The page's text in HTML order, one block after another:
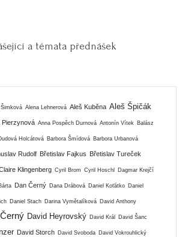
a témata přednášek
Alena Lehnerová Aleš Kuběna Aleš Špičák
Pierzynová Anna Pospěch Durnová Antonín Vítek Balász
Holcátová Barbora Šmídová Barbora Urbanová
Rudolf Břetislav Fajkus Břetislav Tureček
Klingenberg Cyril Brom Cyril Hoschl Dagmar Krejčí
Dan Černý Dana Drábová Daniel Koťátko Daniel
Daniel Stach Darina Vymětalíková David Anthony
David Heyrovský David Král David Šanc
David Storch David Svoboda David Vokrouhlický